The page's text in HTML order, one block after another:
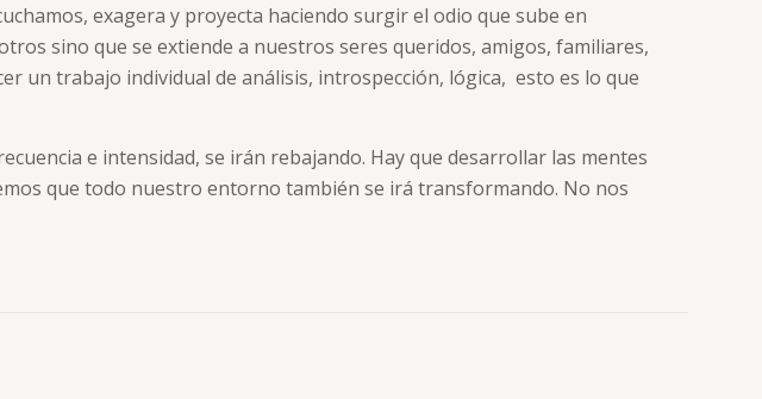
exagera y proyecta haciendo surgir el odio que sube en
sino que se extiende a nuestros seres queridos, amigos, familiares,
un trabajo individual de análisis, introspección, lógica, esto es lo que
e intensidad, se irán rebajando. Hay que desarrollar las mentes
que todo nuestro entorno también se irá transformando. No nos